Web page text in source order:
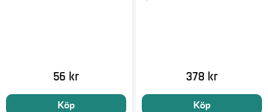
56 kr
Köp
378 kr
Köp